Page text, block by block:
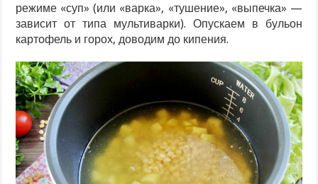
режиме «суп» (или «варка», «тушение», «выпечка» —
зависит от типа мультиварки). Опускаем в бульон
картофель и горох, доводим до кипения.